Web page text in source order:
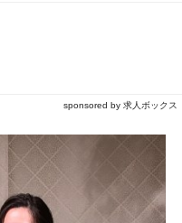
sponsored by 求人ボックス